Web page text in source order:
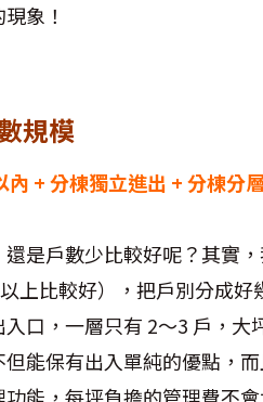
象！
規模
+ 分棟獨立進出 + 分棟分
是戶數少比較好呢？其實
上比較好），把戶別分成
口，一層只有 2～3 戶，
能保有出入單純的優點，